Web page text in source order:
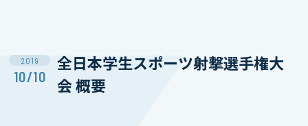
2019
10/10
全日本学生スポーツ射撃選手権大
会 概要